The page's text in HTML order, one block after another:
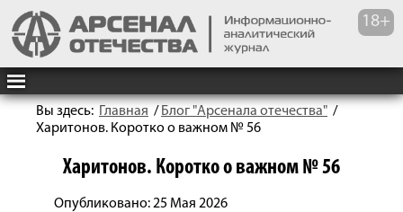
Вы здесь: Главная / Блог "Арсенала отечества" /
Харитонов. Коротко о важном № 56
Харитонов. Коротко о важном № 56
Опубликовано: 25 Мая 2026